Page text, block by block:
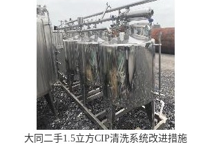
大同二手1.5立方CIP清洗系统改进措施